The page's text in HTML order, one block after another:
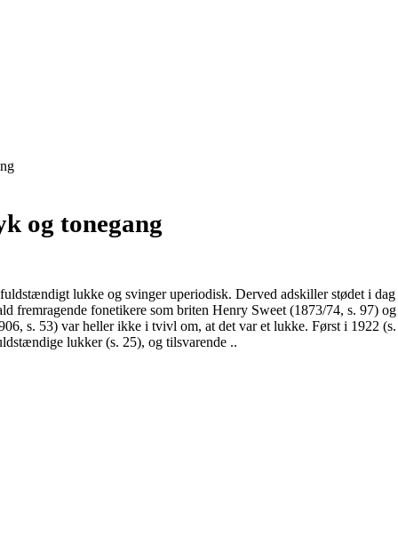
og tonegang
lukke og svinger uperiodisk. Derved adskiller stødet i
fonetikere som briten Henry Sweet (1873/74, s. 97)
s. 53) var heller ikke i tvivl om, at det var et lukke. Først i 1922
lukker (s. 25), og tilsvarende ..